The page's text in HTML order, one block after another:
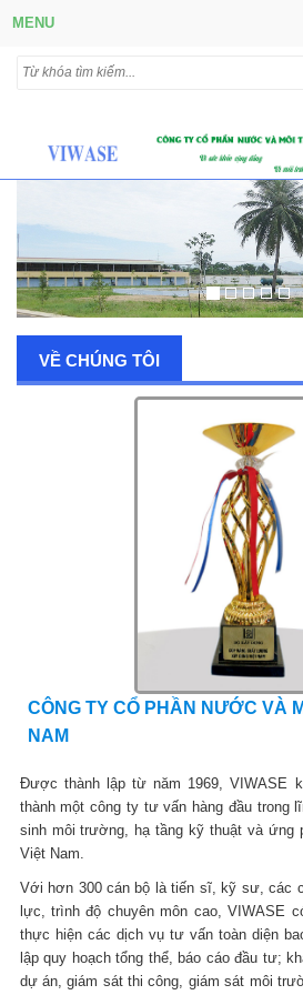
MENU
VỀ CHÚNG TÔI
CÔNG TY CỔ PHẦN NƯỚC VÀ
NAM
Được thành lập từ năm 1969, VIWASE
thành một công ty tư vấn hàng đầu trong
sinh môi trường, hạ tầng kỹ thuật và ứng
Việt Nam.
Với hơn 300 cán bộ là tiến sĩ, kỹ sư, các
lực, trình độ chuyên môn cao, VIWASE
thực hiện các dịch vụ tư vấn toàn diện
lập quy hoạch tổng thể, báo cáo đầu tư;
dự án, giám sát thi công, giám sát môi